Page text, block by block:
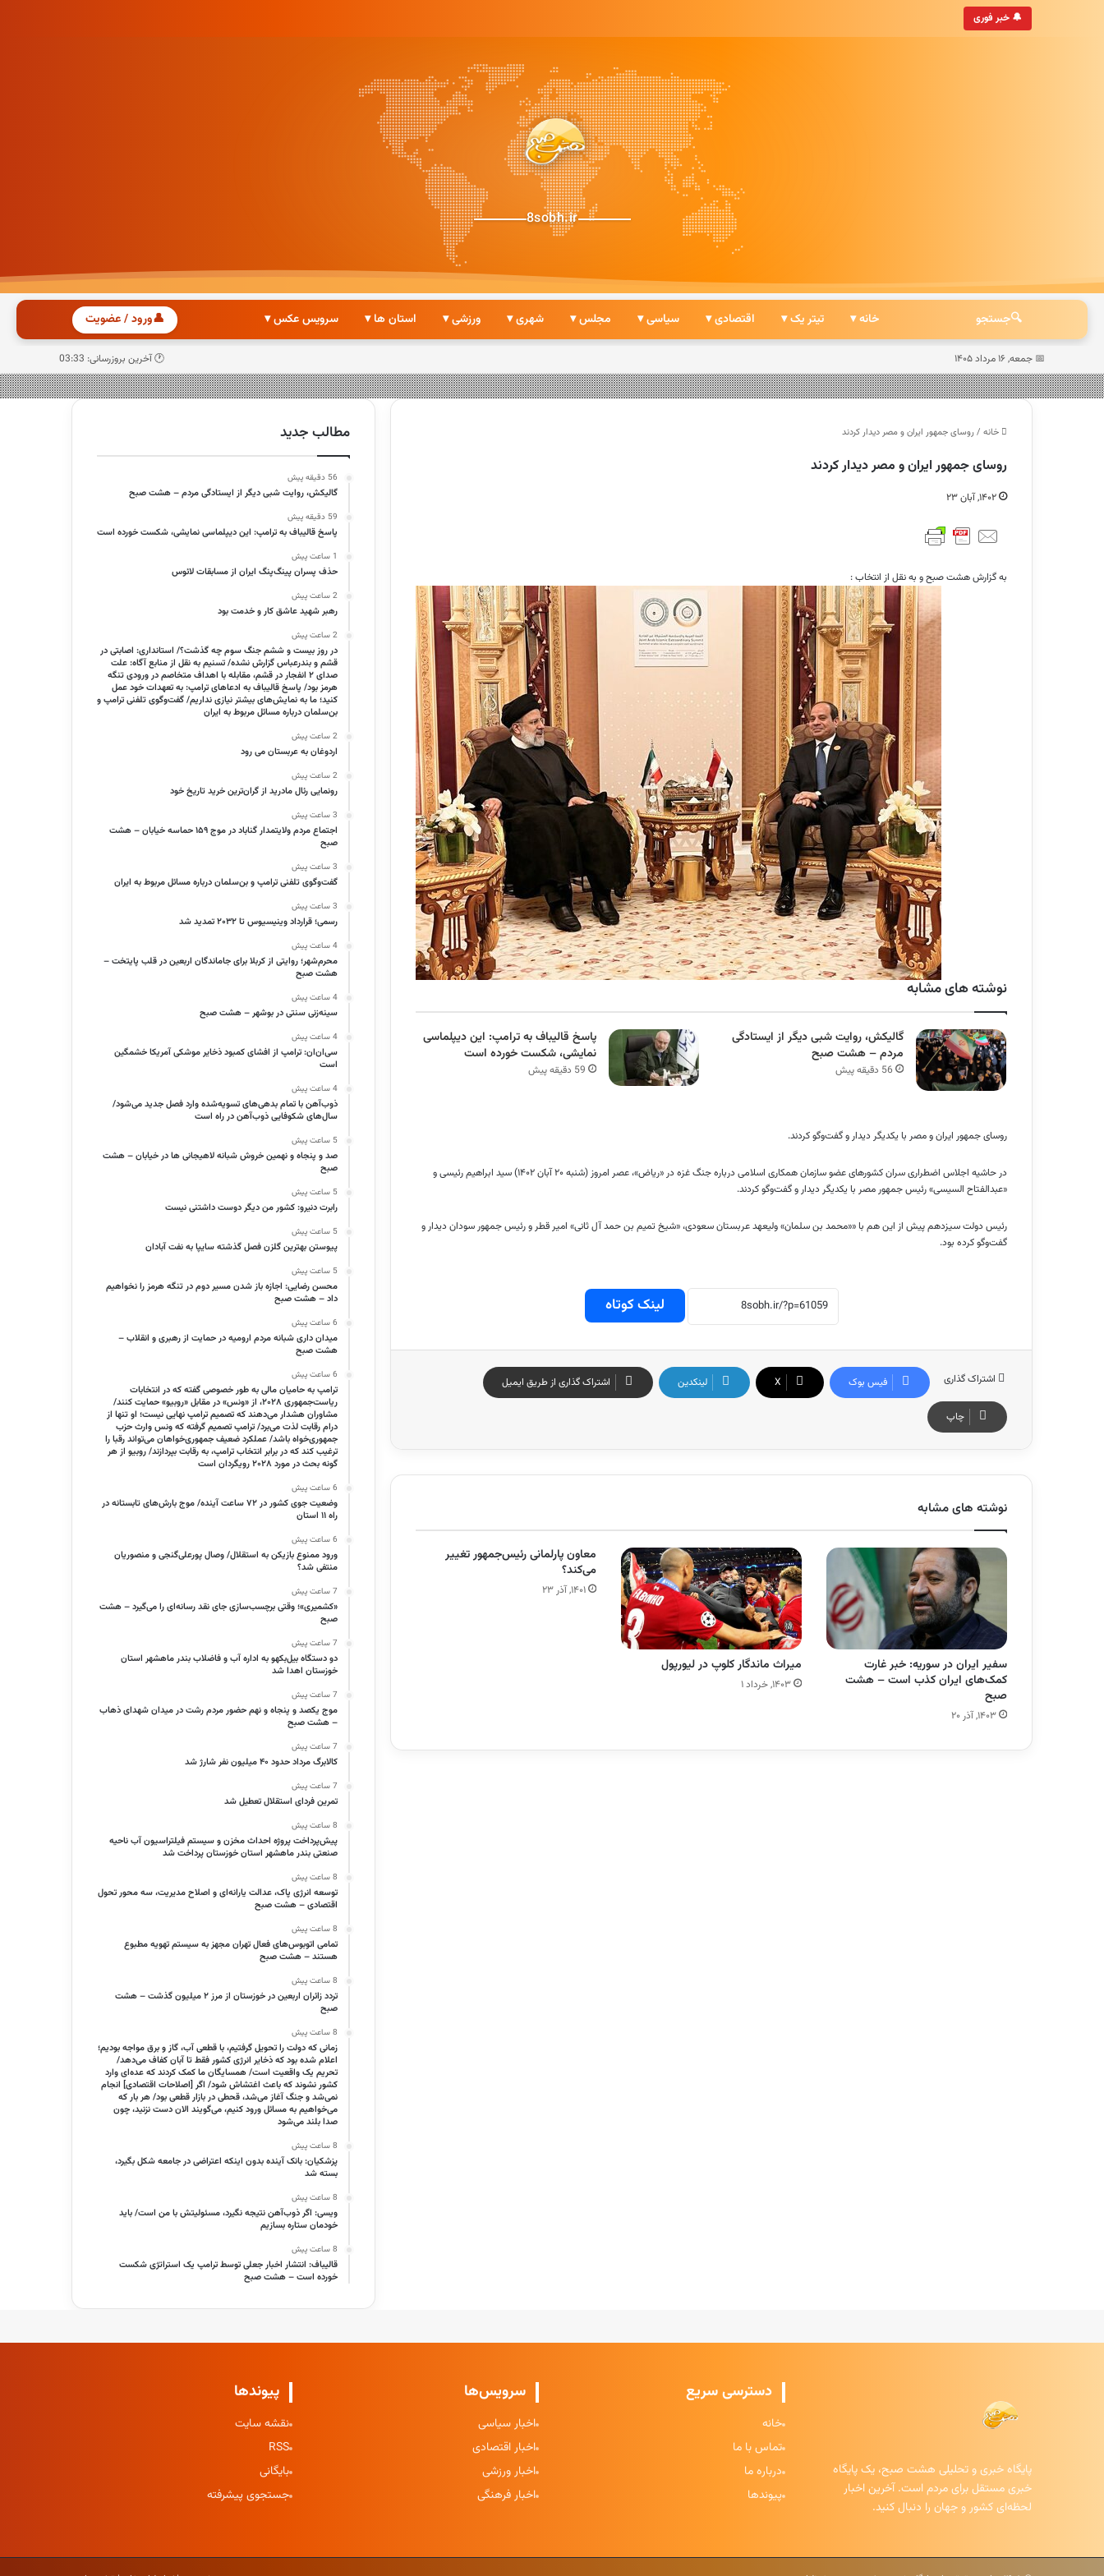
🔔 خبر فوری
• به‌روزترین خبرگزاری ایرانی
8sobh.ir
🔍جستجو خانه ▾ تیتر یک ▾ اقتصادی ▾ سیاسی ▾ مجلس ▾ شهری ▾ ورزشی ▾ استان ها ▾ سرویس عکس ▾ 👤ورود / عضویت
📅 جمعه, ۱۶ مرداد ۱۴۰۵ 🕐 آخرین بروزرسانی: 03:33
خانه /روسای جمهور ایران و مصر دیدار کردند
روسای جمهور ایران و مصر دیدار کردند
۱۴۰۲, آبان ۲۳
به گزارش هشت صبح و به نقل از انتخاب :
نوشته های مشابه
گالیکش، روایت شبی دیگر از ایستادگی
مردم – هشت صبح
56 دقیقه پیش
پاسخ قالیباف به ترامپ: این دیپلماسی
نمایشی، شکست خورده است
59 دقیقه پیش
روسای جمهور ایران و مصر با یکدیگر دیدار و گفت‌وگو کردند.
در حاشیه اجلاس اضطراری سران کشورهای عضو سازمان همکاری اسلامی درباره جنگ غزه در «ریاض»، عصر امروز (شنبه ۲۰ آبان ۱۴۰۲) سید ابراهیم رئیسی و
«عبدالفتاح السیسی» رئیس جمهور مصر با یکدیگر دیدار و گفت‌وگو کردند.
رئیس دولت سیزدهم پیش از این هم با ««محمد بن سلمان» ولیعهد عربستان سعودی، «شیخ تمیم بن حمد آل ثانی» امیر قطر و رئیس جمهور سودان دیدار و
گفت‌وگو کرده بود.
لینک کوتاه
اشتراک گذاری فیس بوک X لینکدین اشتراک گذاری از طریق ایمیل
چاپ
نوشته های مشابه
سفیر ایران در سوریه: خبر غارت
کمک‌های ایران کذب است – هشت
صبح
۱۴۰۳, آذر ۲۰
میراث ماندگار کلوپ در لیورپول
۱۴۰۳, خرداد ۱
معاون پارلمانی رئیس‌جمهور تغییر
می‌کند؟
۱۴۰۱, آذر ۲۳
مطالب جدید
56 دقیقه پیش
گالیکش، روایت شبی دیگر از ایستادگی مردم – هشت صبح
59 دقیقه پیش
پاسخ قالیباف به ترامپ: این دیپلماسی نمایشی، شکست خورده است
1 ساعت پیش
حذف پسران پینگ‌پنگ ایران از مسابقات لائوس
2 ساعت پیش
رهبر شهید عاشق کار و خدمت بود
2 ساعت پیش
در روز بیست و ششم جنگ سوم چه گذشت؟/ استانداری: اصابتی در
قشم و بندرعباس گزارش نشده/ تسنیم به نقل از منابع آگاه: علت
صدای ۲ انفجار در قشم، مقابله با اهداف متخاصم در ورودی تنگه
هرمز بود/ پاسخ قالیباف به ادعاهای ترامپ: به تعهدات‌ خود عمل
کنید؛ ما به نمایش‌های بیشتر نیازی نداریم/ گفت‌وگوی تلفنی ترامپ و
بن‌سلمان درباره مسائل مربوط به ایران
2 ساعت پیش
اردوغان به عربستان می رود
2 ساعت پیش
رونمایی رئال مادرید از گران‌ترین خرید تاریخ خود
3 ساعت پیش
اجتماع مردم ولایتمدار گناباد در موج ۱۵۹ حماسه خیابان – هشت
صبح
3 ساعت پیش
گفت‌وگوی تلفنی ترامپ و بن‌سلمان درباره مسائل مربوط به ایران
3 ساعت پیش
رسمی؛ قرارداد وینیسیوس تا ۲۰۳۲ تمدید شد
4 ساعت پیش
محرم‌شهر؛ روایتی از کربلا برای جاماندگان اربعین در قلب پایتخت –
هشت صبح
4 ساعت پیش
سینه‌زنی سنتی در بوشهر – هشت صبح
4 ساعت پیش
سی‌ان‌ان: ترامپ از افشای کمبود ذخایر موشکی آمریکا خشمگین
است
4 ساعت پیش
ذوب‌آهن با تمام بدهی‌های تسویه‌شده وارد فصل جدید می‌شود/
سال‌های شکوفایی ذوب‌آهن در راه است
5 ساعت پیش
صد و پنجاه و نهمین خروش شبانه لاهیجانی ها در خیابان – هشت
صبح
5 ساعت پیش
رابرت دنیرو: کشور من دیگر دوست داشتنی نیست
5 ساعت پیش
پیوستن بهترین گلزن فصل گذشته سایپا به نفت آبادان
5 ساعت پیش
محسن رضایی: اجازه باز شدن مسیر دوم در تنگه هرمز را نخواهیم
داد – هشت صبح
6 ساعت پیش
میدان داری شبانه مردم ارومیه در حمایت از رهبری و انقلاب –
هشت صبح
6 ساعت پیش
ترامپ به حامیان مالی به طور خصوصی گفته که در انتخابات
ریاست‌جمهوری ۲۰۲۸، از «ونس» در مقابل «روبیو» حمایت کنند/
مشاوران هشدار می‌دهند که تصمیم ترامپ نهایی نیست؛ او تنها از
درام رقابت لذت می‌برد/ ترامپ تصمیم گرفته که ونس وارث حزب
جمهوری‌خواه باشد/ عملکرد ضعیف جمهوری‌خواهان می‌تواند رقبا را
ترغیب کند که در برابر انتخاب ترامپ، به رقابت بپردازند/ روبیو از هر
گونه بحث در مورد ۲۰۲۸ رویگردان است
6 ساعت پیش
وضعیت جوی کشور در ۷۲ ساعت آینده/ موج بارش‌های تابستانه در
راه ۱۱ استان
6 ساعت پیش
ورود ممنوع بازیکن به استقلال/ وصال پورعلی‌گنجی و منصوریان
منتفی شد؟
7 ساعت پیش
«کشمیری»؛ وقتی برچسب‌سازی جای نقد رسانه‌ای را می‌گیرد – هشت
صبح
7 ساعت پیش
دو دستگاه بیل‌بکهو به اداره آب و فاضلاب بندر ماهشهر استان
خوزستان اهدا شد
7 ساعت پیش
موج یکصد و پنجاه و نهم حضور مردم رشت در میدان شهدای ذهاب
– هشت صبح
7 ساعت پیش
کالابرگ مرداد حدود ۴۰‌ میلیون نفر شارژ شد
7 ساعت پیش
تمرین فردای استقلال تعطیل شد
8 ساعت پیش
پیش‌پرداخت پروژه احداث مخزن و سیستم فیلتراسیون آب ناحیه
صنعتی بندر ماهشهر استان خوزستان پرداخت شد
8 ساعت پیش
توسعه انرژی پاک، عدالت یارانه‌ای و اصلاح مدیریت، سه محور تحول
اقتصادی – هشت صبح
8 ساعت پیش
تمامی اتوبوس‌های فعال تهران مجهز به سیستم تهویه مطبوع
هستند – هشت صبح
8 ساعت پیش
تردد زائران اربعین در خوزستان از مرز ۲ میلیون گذشت – هشت
صبح
8 ساعت پیش
زمانی که دولت را تحویل گرفتیم، با قطعی آب، گاز و برق مواجه بودیم؛
اعلام شده بود که ذخایر انرژی کشور فقط تا آبان کفاف می‌دهد/
تحریم یک واقعیت است/ همسایگان ما کمک کردند که عده‌ای وارد
کشور نشوند که باعث اغتشاش شود/ اگر [اصلاحات اقتصادی] انجام
نمی‌شد و جنگ آغاز می‌شد، قحطی در بازار قطعی بود/ هر بار که
می‌خواهیم به مسائل ورود کنیم، می‌گویند الان دست نزنید، چون
صدا بلند می‌شود
8 ساعت پیش
پزشکیان: بانک آینده بدون اینکه اعتراضی در جامعه شکل بگیرد،
بسته شد
8 ساعت پیش
ویسی: اگر ذوب‌آهن نتیجه نگیرد، مسئولیتش با من است/ باید
خودمان ستاره بسازیم
8 ساعت پیش
قالیباف: انتشار اخبار جعلی توسط ترامپ یک استراتژی شکست
خورده است – هشت صبح
پایگاه خبری و تحلیلی هشت صبح، یک پایگاه
خبری مستقل برای مردم است. آخرین اخبار
لحظه‌ای کشور و جهان را دنبال کنید.
دسترسی سریع
خانه
تماس با ما
درباره ما
پیوندها
سرویس‌ها
اخبار سیاسی
اخبار اقتصادی
اخبار ورزشی
اخبار فرهنگی
پیوندها
نقشه سایت
RSS
بایگانی
جستجوی پیشرفته